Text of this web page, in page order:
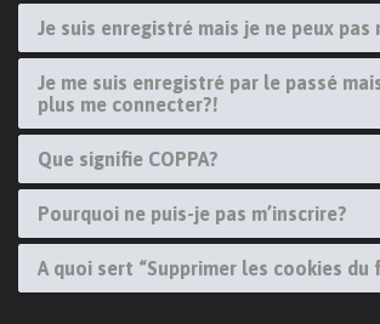
Je suis enregistré mais je ne peux pas
Je me suis enregistré par le passé
plus me connecter?!
Que signifie COPPA?
Pourquoi ne puis-je pas m’inscrire?
A quoi sert “Supprimer les cookies du